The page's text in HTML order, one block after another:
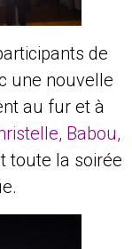
de
une nouvelle
au fur et à
Babou,
toute la soirée